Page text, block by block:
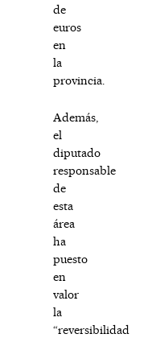
de
euros
en
la
provincia.
Además,
el
diputado
responsable
de
esta
área
ha
puesto
en
valor
la
“reversibilidad